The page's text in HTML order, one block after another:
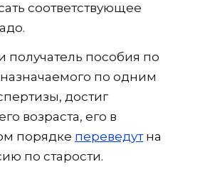
соответствующее
получатель пособия по
по одним
достиг
возраста, его в
порядке переведутна
по старости.